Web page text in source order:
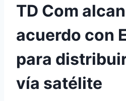
TD Com
acuerdo con
para
vía satélite